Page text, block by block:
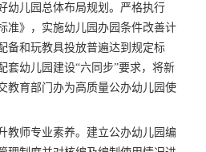
幼儿园总体布局规划。严格执行
准》，实施幼儿园办园条件改善计
备和玩教具投放普遍达到规定标
套幼儿园建设“六同步”要求，将新
教育部门办为高质量公办幼儿园使
教师专业素养。建立公办幼儿园编